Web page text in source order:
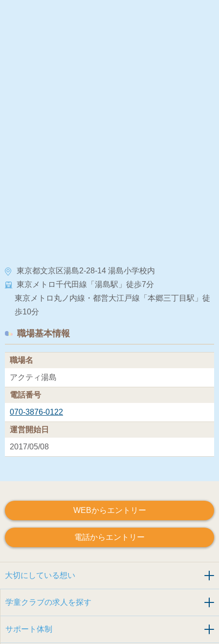
東京都文京区湯島2-28-14 湯島小学校内
東京メトロ千代田線「湯島駅」徒歩7分
東京メトロ丸ノ内線・都営大江戸線「本郷三丁目駅」徒
歩10分
職場基本情報
職場名
アクティ湯島
電話番号
070-3876-0122
運営開始日
2017/05/08
WEBからエントリー
電話からエントリー
大切にしている想い
学童クラブの求人を探す
サポート体制